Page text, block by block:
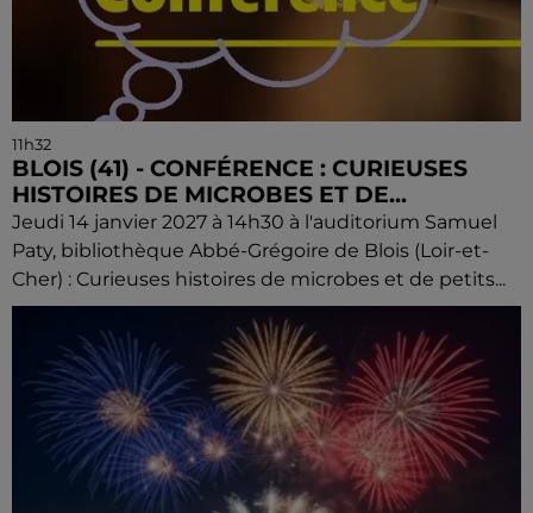
11h32
BLOIS (41) - CONFÉRENCE : CURIEUSES
HISTOIRES DE MICROBES ET DE...
Jeudi 14 janvier 2027 à 14h30 à l'auditorium Samuel
Paty, bibliothèque Abbé-Grégoire de Blois (Loir-et-
Cher) : Curieuses histoires de microbes et de petits...